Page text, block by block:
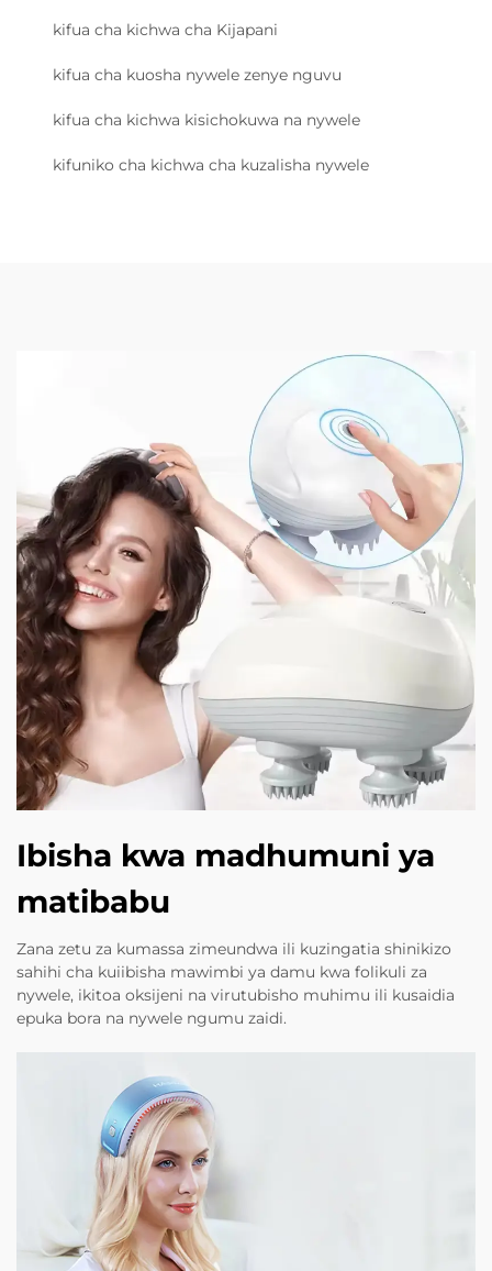
kifua cha kichwa cha Kijapani
kifua cha kuosha nywele zenye nguvu
kifua cha kichwa kisichokuwa na nywele
kifuniko cha kichwa cha kuzalisha nywele
Ibisha kwa madhumuni ya
matibabu
Zana zetu za kumassa zimeundwa ili kuzingatia shinikizo
sahihi cha kuiibisha mawimbi ya damu kwa folikuli za
nywele, ikitoa oksijeni na virutubisho muhimu ili kusaidia
epuka bora na nywele ngumu zaidi.